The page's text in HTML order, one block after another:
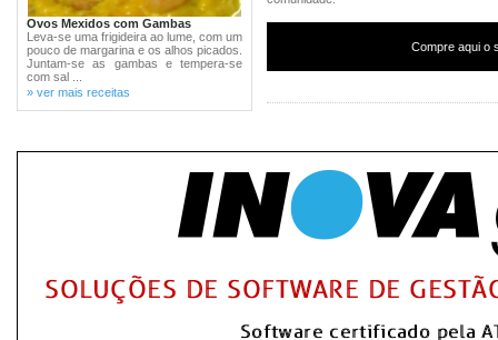
Ovos Mexidos com Gambas
Leva-se uma frigideira ao lume, com um
pouco de margarina e os alhos picados.
Juntam-se as gambas e tempera-se
com sal ...
» ver mais receitas
Compre aqui o